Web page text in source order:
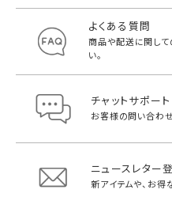
よくある質問
商品や配送に関して
い。
チャットサポート
お客様の問い合わ
ニュースレター
新アイテムや、お得